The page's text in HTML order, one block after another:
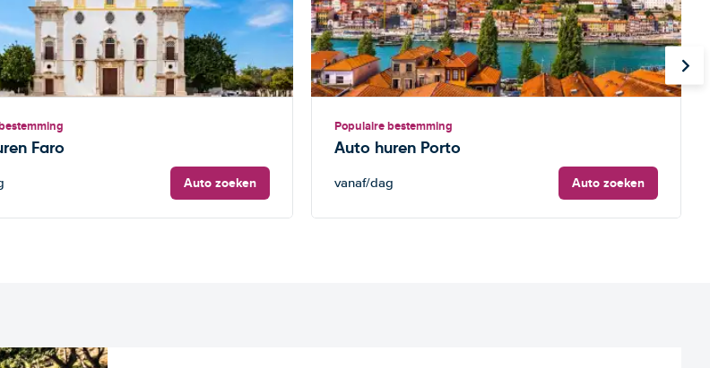
Faro
Auto zoeken
Populaire bestemming
Auto huren Porto
vanaf/dag Auto zoeken